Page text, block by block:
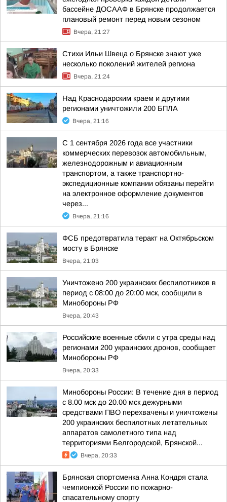
бассейне ДОСААФ в Брянске продолжается
плановый ремонт перед новым сезоном
Вчера, 21:27
Стихи Ильи Швеца о Брянске знают уже
несколько поколений жителей региона
Вчера, 21:24
Над Краснодарским краем и другими
регионами уничтожили 200 БПЛА
Вчера, 21:16
С 1 сентября 2026 года все участники
коммерческих перевозок автомобильным,
железнодорожным и авиационным
транспортом, а также транспортно-
экспедиционные компании обязаны перейти
на электронное оформление документов
через...
Вчера, 21:16
ФСБ предотвратила теракт на Октябрьском
мосту в Брянске
Вчера, 21:03
Уничтожено 200 украинских беспилотников в
период с 08:00 до 20:00 мск, сообщили в
Минобороны РФ
Вчера, 20:43
Российские военные сбили с утра среды над
регионами 200 украинских дронов, сообщает
Минобороны РФ
Вчера, 20:33
Минобороны России: В течение дня в период
с 8.00 мск до 20.00 мск дежурными
средствами ПВО перехвачены и уничтожены
200 украинских беспилотных летательных
аппаратов самолетного типа над
территориями Белгородской, Брянской...
Вчера, 20:33
Брянская спортсменка Анна Кондря стала
чемпионкой России по пожарно-
спасательному спорту